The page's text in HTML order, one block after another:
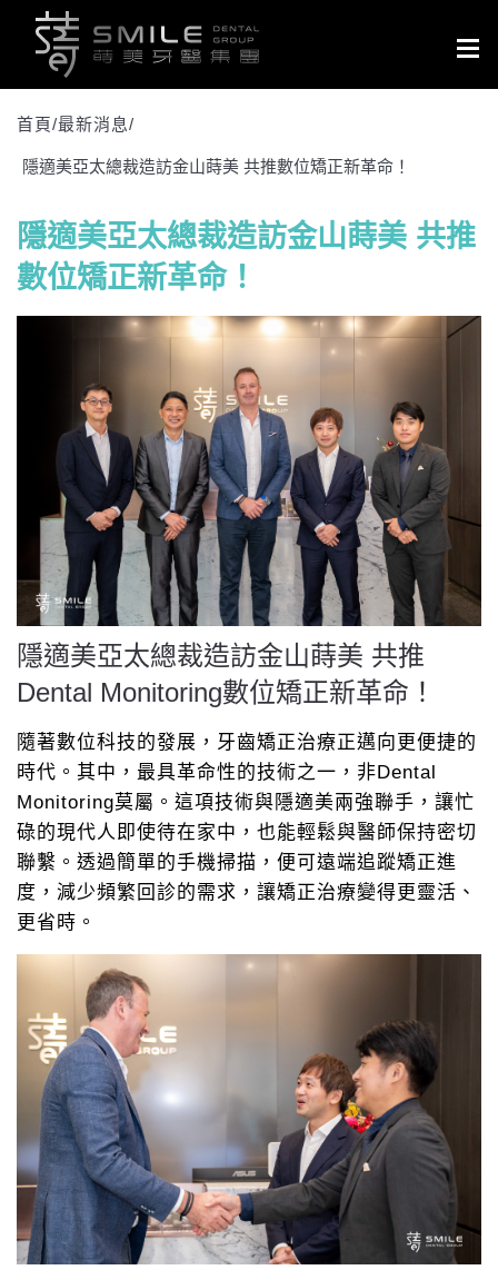
首頁/最新消息/
隱適美亞太總裁造訪金山蒔美 共推數位矯正新革命！
隱適美亞太總裁造訪金山蒔美 共推
數位矯正新革命！
隱適美亞太總裁造訪金山蒔美 共推
Dental Monitoring數位矯正新革命！
隨著數位科技的發展，牙齒矯正治療正邁向更便捷的
時代。其中，最具革命性的技術之一，非Dental
Monitoring莫屬。這項技術與隱適美兩強聯手，讓忙
碌的現代人即使待在家中，也能輕鬆與醫師保持密切
聯繫。透過簡單的手機掃描，便可遠端追蹤矯正進
度，減少頻繁回診的需求，讓矯正治療變得更靈活、
更省時。